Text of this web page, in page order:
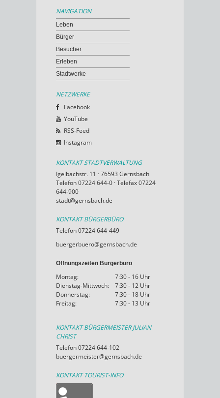
NAVIGATION
Leben
Bürger
Besucher
Erleben
Stadtwerke
NETZWERKE
Facebook
YouTube
RSS-Feed
Instagram
KONTAKT STADTVERWALTUNG
Igelbachstr. 11 · 76593 Gernsbach
Telefon 07224 644-0 · Telefax 07224
644-900
stadt@gernsbach.de
KONTAKT BÜRGERBÜRO
Telefon 07224 644-449
buergerbuero@gernsbach.de
Öffnungszeiten Bürgerbüro
Montag:
7:30 - 16 Uhr
Dienstag-Mittwoch:
7:30 - 12 Uhr
Donnerstag:
7:30 - 18 Uhr
Freitag:
7:30 - 13 Uhr
KONTAKT BÜRGERMEISTER JULIAN
CHRIST
Telefon 07224 644-102
buergermeister@gernsbach.de
KONTAKT TOURIST-INFO